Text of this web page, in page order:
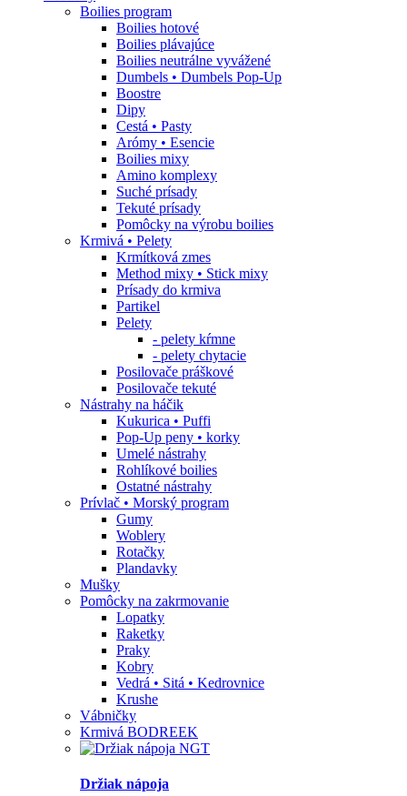
Boilies program
Boilies hotové
Boilies plávajúce
Boilies neutrálne vyvážené
Dumbels • Dumbels Pop-Up
Boostre
Dipy
Cestá • Pasty
Arómy • Esencie
Boilies mixy
Amino komplexy
Suché prísady
Tekuté prísady
Pomôcky na výrobu boilies
Krmivá • Pelety
Krmítková zmes
Method mixy • Stick mixy
Prísady do krmiva
Partikel
Pelety
- pelety kŕmne
- pelety chytacie
Posilovače práškové
Posilovače tekuté
Nástrahy na háčik
Kukurica • Puffi
Pop-Up peny • korky
Umelé nástrahy
Rohlíkové boilies
Ostatné nástrahy
Prívlač • Morský program
Gumy
Woblery
Rotačky
Plandavky
Mušky
Pomôcky na zakrmovanie
Lopatky
Raketky
Praky
Kobry
Vedrá • Sitá • Kedrovnice
Krushe
Vábničky
Krmivá BODREEK
Držiak nápoja